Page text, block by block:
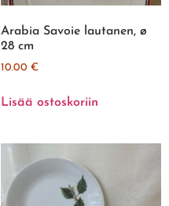
Arabia Savoie lautanen, ø
28 cm
10.00 €
Lisää ostoskoriin